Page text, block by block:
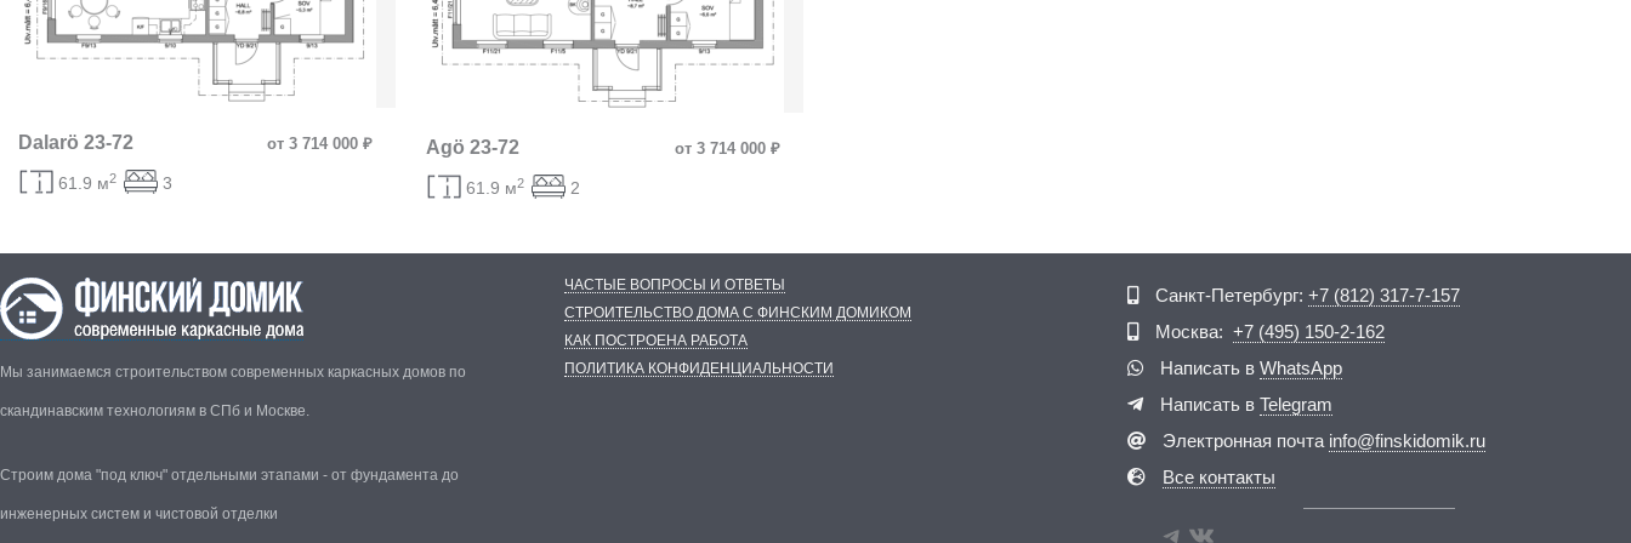
Dalarö 23-72 от 3 714 000 ₽
61.9 м2 3
Agö 23-72 от 3 714 000 ₽
61.9 м2 2
Мы занимаемся строительством современных каркасных домов по
скандинавским технологиям в СПб и Москве.
Строим дома "под ключ" отдельными этапами - от фундамента до
инженерных систем и чистовой отделки
ЧАСТЫЕ ВОПРОСЫ И ОТВЕТЫ
СТРОИТЕЛЬСТВО ДОМА С ФИНСКИМ ДОМИКОМ
КАК ПОСТРОЕНА РАБОТА
ПОЛИТИКА КОНФИДЕНЦИАЛЬНОСТИ
Санкт-Петербург:+7 (812) 317-7-157
Москва:+7 (495) 150-2-162
Написать вWhatsApp
Написать вTelegram
Электронная почта info@finskidomik.ru
Все контакты